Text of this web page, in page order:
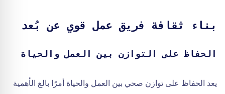
بناء ثقافة فريق عمل قوي عن بُعد
الحفاظ على التوازن بين العمل والحياة
يعد الحفاظ على توازن صحي بين العمل والحياة أمرًا بالغ الأهمية